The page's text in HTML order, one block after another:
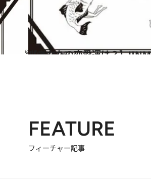
2024.6.15
【あなたの恋愛運は？】JINMUのアムール占星術 愛とエロスのジンムリズム
占い
FEATURE
フィーチャー記事